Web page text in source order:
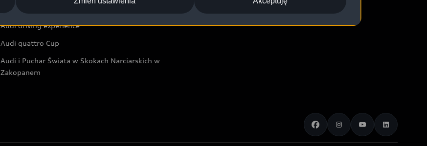
Audi i Muzeum Sztuki Nowoczesnej w Warszawie
Audi driving experience
Audi quattro Cup
Audi i Puchar Świata w Skokach Narciarskich w
Zakopanem